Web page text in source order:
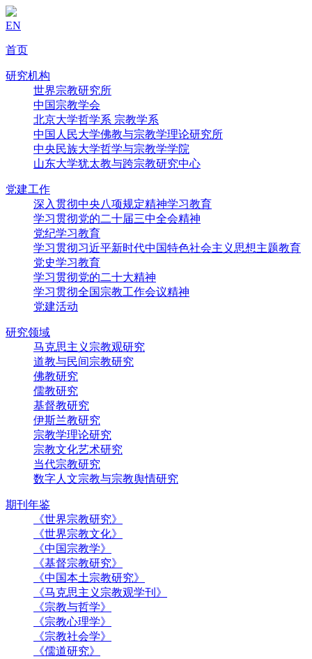
EN
首页
研究机构
世界宗教研究所
中国宗教学会
北京大学哲学系 宗教学系
中国人民大学佛教与宗教学理论研究所
中央民族大学哲学与宗教学学院
山东大学犹太教与跨宗教研究中心
党建工作
深入贯彻中央八项规定精神学习教育
学习贯彻党的二十届三中全会精神
党纪学习教育
学习贯彻习近平新时代中国特色社会主义思想主题教育
党史学习教育
学习贯彻党的二十大精神
学习贯彻全国宗教工作会议精神
党建活动
研究领域
马克思主义宗教观研究
道教与民间宗教研究
佛教研究
儒教研究
基督教研究
伊斯兰教研究
宗教学理论研究
宗教文化艺术研究
当代宗教研究
数字人文宗教与宗教舆情研究
期刊年鉴
《世界宗教研究》
《世界宗教文化》
《中国宗教学》
《基督宗教研究》
《中国本土宗教研究》
《马克思主义宗教观学刊》
《宗教与哲学》
《宗教心理学》
《宗教社会学》
《儒道研究》